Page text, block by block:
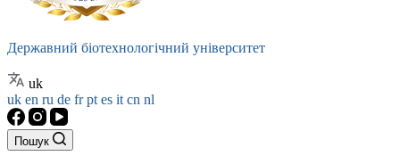
Державний біотехнологічний університет
uk
uk en ru de frpt es it cn nl
Пошук